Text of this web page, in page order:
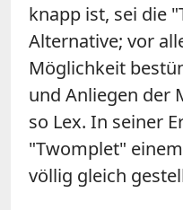
knapp ist, sei die
Alternative; vor
Möglichkeit
und Anliegen der
so Lex. In seiner
"Twomplet"
völlig gleich